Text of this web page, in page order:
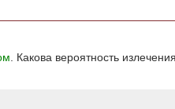
. Какова вероятность